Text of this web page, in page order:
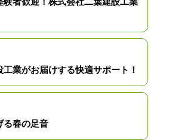
業がお届けする快適サポート！
る春の足音